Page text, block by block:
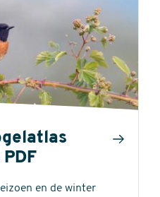
en de winter